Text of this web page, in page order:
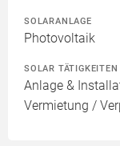
SOLARANLAGE
Photovoltaik
SOLAR TÄTIGKEITEN
Anlage &
Vermietung /